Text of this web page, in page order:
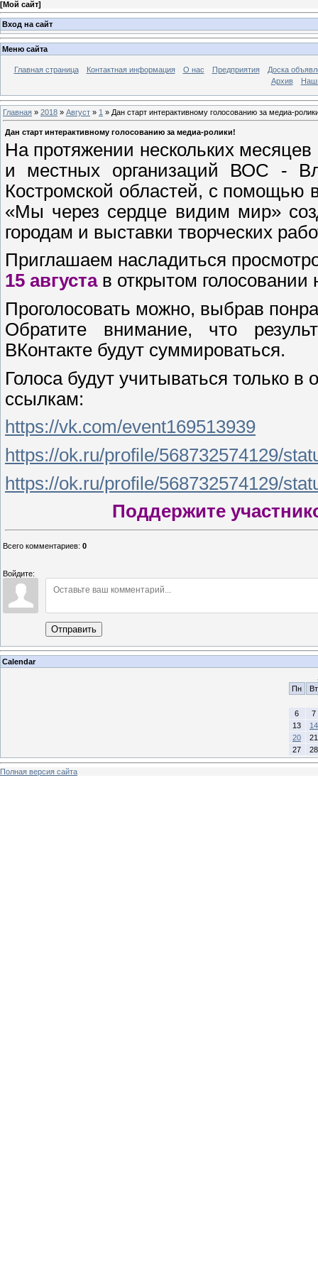
[Мой сайт]
Вход на сайт
Меню сайта
Главная страница Контактная информация О нас Предприятия
Доска
Архив
Главная » 2018 » Август » 1 » Дан старт интерактивному голосованию за медиа-
Дан старт интерактивному голосованию за медиа-ролики!
На протяжении нескольких
и местных организаций ВОС -
Костромской областей, с помощью
«Мы через сердце видим мир»
городам и выставки творческих
Приглашаем насладиться
15 августав открытом голосовании
Проголосовать можно, выбрав
Обратите внимание, что
ВКонтакте будут суммироваться.
Голоса будут учитываться только
ссылкам:
https://vk.com/event169513939
https://ok.ru/profile/568732574129/
https://ok.ru/profile/568732574129/
Поддержите
Всего комментариев: 0
Войдите:
Отправить
Calendar
Пн
Вт
6
7
13
14
20
21
27
28
Полная версия сайта